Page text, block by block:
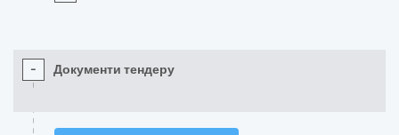
- Документи тендеру